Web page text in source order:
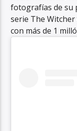
fotografías de su
serie The
con más de 1